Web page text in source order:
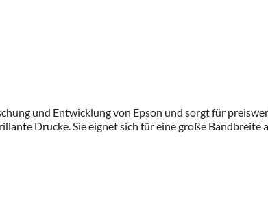
und Entwicklung von Epson und sorgt für
Drucke. Sie eignet sich für eine große Bandbreite